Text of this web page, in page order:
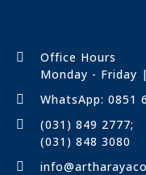
Office Hours
Monday - Friday
WhatsApp: 0851
(031) 849 2777;
(031) 848 3080